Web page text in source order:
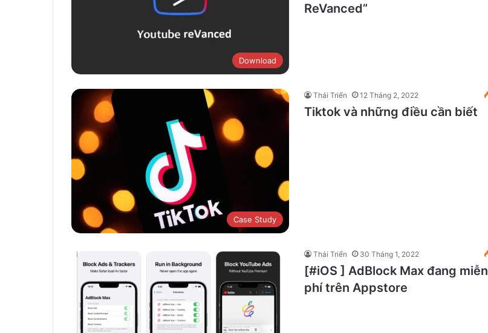
Download
ReVanced”
Case Study
Thái Triển 12 Tháng 2, 2022
Tiktok và những điều cần biết
Thái Triển 30 Tháng 1, 2022
[#iOS ] AdBlock Max đang miễn
phí trên Appstore